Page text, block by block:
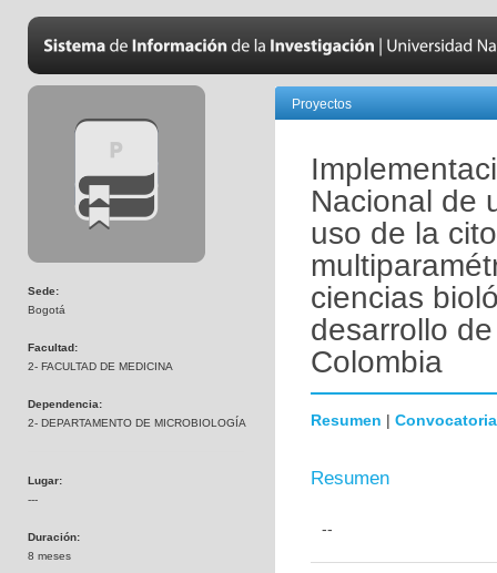
Sede:
Bogotá
Facultad:
2- FACULTAD DE MEDICINA
Dependencia:
2- DEPARTAMENTO DE MICROBIOLOGÍA
Lugar:
---
Duración:
8 meses
Proyectos
Nacional de
uso de la
ciencias
desarrollo
Colombia
Resumen | Convocatoria
Resumen
--